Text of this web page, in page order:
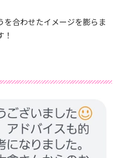
合わせたイメージを膨らま